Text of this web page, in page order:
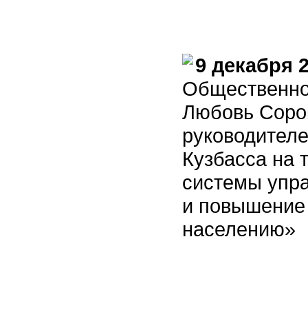
9 декабря
Любовь
Кузбасса на
системы
и повышение
населению»